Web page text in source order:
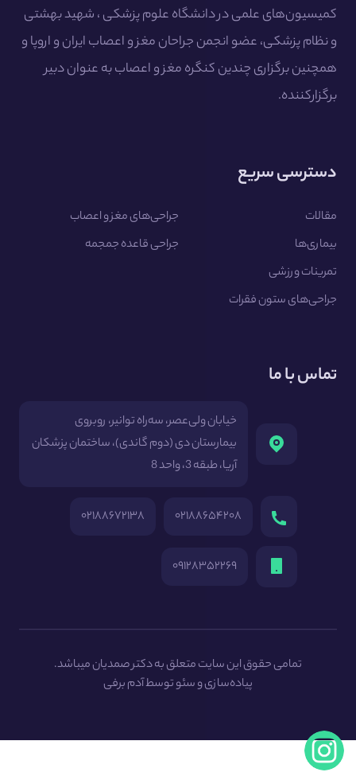
کمیسیون‌های علمی در دانشگاه علوم پزشکی ، شهید بهشتی
و نظام پزشکی، عضو انجمن جراحان مغز و اعصاب ایران و اروپا و
همچنین برگزاری چندین کنگره مغز و اعصاب به عنوان دبیر
برگزارکننده.
دسترسی سریع
مقالات
بیماری‌ها
تمرینات ورزشی
جراحی‌های ستون فقرات
جراحی‌های مغز و اعصاب
جراحی قاعده جمجمه
تماس با ما
خیابان ولی‌عصر، سه‌راه توانیر، روبروی
بیمارستان دی (دوم گاندی)، ساختمان پزشکان
آریا، طبقه 3، واحد 8
۰۲۱۸۸۶۵۴۲۰۸ ۰۲۱۸۸۶۷۲۱۳۸
۰۹۱۲۸۳۵۲۲۶۹
تمامی حقوق این سایت متعلق به دکتر صمدیان میباشد.
پیاده‌سازی و سئو توسطآدم برفی